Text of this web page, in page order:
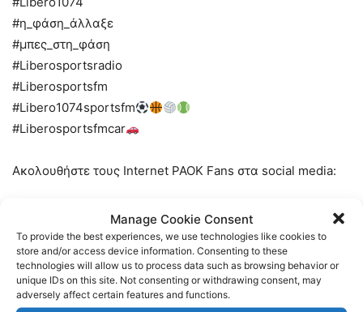
Manage Cookie Consent
To provide the best experiences, we use technologies like cookies to
store and/or access device information. Consenting to these
technologies will allow us to process data such as browsing behavior or
unique IDs on this site. Not consenting or withdrawing consent, may
adversely affect certain features and functions.
#η_φάση_άλλαξε
#μπες_στη_φάση
#Liberosportsradio
#Liberosportsfm
#Libero1074sportsfm
#Liberosportsfmcar
Ακολουθήστε τους Internet PAOK Fans στα social media:
https://www.facebook.com/InternetPAOKFans
Twitter:https://twitter.com/www_paok_gr
Linkedin:https://www.linkedin.com/in/internet-paok-fans-